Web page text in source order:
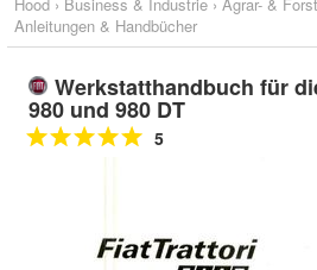
Anleitungen & Handbücher
Werkstatthandbuch für
980 und 980 DT
5